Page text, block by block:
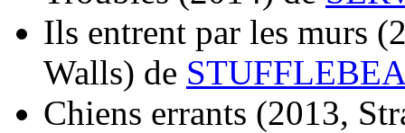
Ils entrent par les murs
Walls) de
Chiens errants (2013,